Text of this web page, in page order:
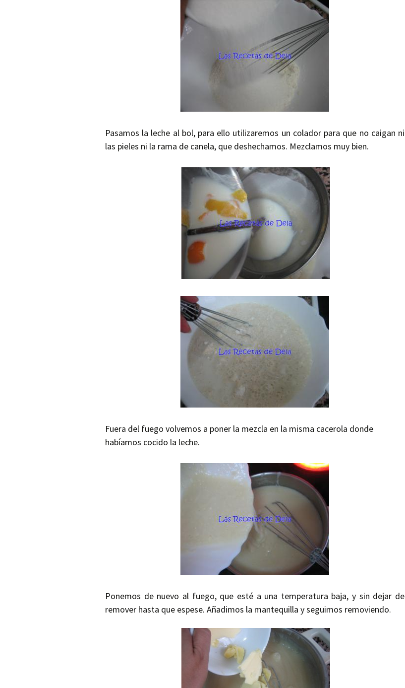
Pasamos la leche al bol, para ello utilizaremos un colador para que no caigan ni
las pieles ni la rama de canela, que deshechamos. Mezclamos muy bien.
Fuera del fuego volvemos a poner la mezcla en la misma cacerola donde
habíamos cocido la leche.
Ponemos de nuevo al fuego, que esté a una temperatura baja, y sin dejar de
remover hasta que espese. Añadimos la mantequilla y seguimos removiendo.